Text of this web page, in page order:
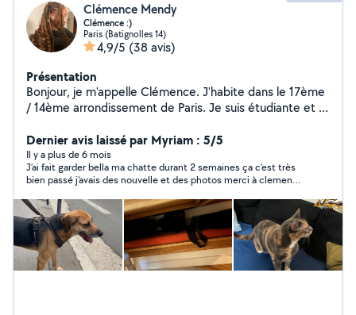
confiance. Disponibilités ponctuelles ou sur quelques
semaines selon vos besoins. Etude du tarif en fonction
des demandes. Au plaisir d'échanger
Clémence Mendy
Clémence :)
Paris (Batignolles 14)
4,9/5 (38 avis)
Présentation
Bonjour, je m'appelle Clémence. J'habite dans le 17ème
/ 14ème arrondissement de Paris. Je suis étudiante et je
grande expérience avec les enfants, les chats et les
chiens. Mon père et moi pouvons garder vos chats à
mon domicile, ou je pourrai leur rendre visite chez vous.
Je vous enverrai de belles photos d'eux. Je suis
disponible dès maintenant ! N'hésitez pas à me
contacter directement. Bonne journée à vous :)
Dernier avis laissé par Myriam : 5/5
Il y a plus de 6 mois
J’ai fait garder bella ma chatte durant 2 semaines ça c’est très
bien passé j’avais des nouvelle et des photos merci à clemence